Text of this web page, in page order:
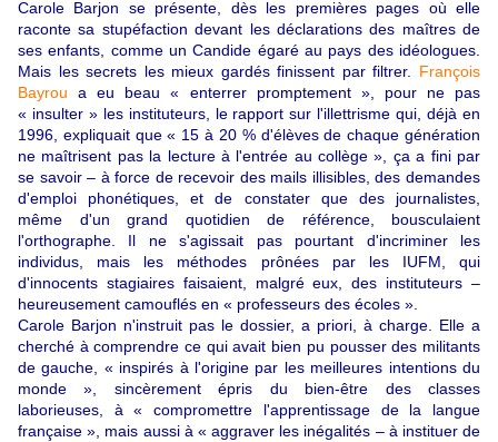
Carole Barjon se présente, dès les premières pages où elle
raconte sa stupéfaction devant les déclarations des maîtres de
ses enfants, comme un Candide égaré au pays des idéologues.
Mais les secrets les mieux gardés finissent par filtrer. François
Bayrou a eu beau « enterrer promptement », pour ne pas
« insulter » les instituteurs, le rapport sur l'illettrisme qui, déjà en
1996, expliquait que « 15 à 20 % d'élèves de chaque génération
ne maîtrisent pas la lecture à l'entrée au collège », ça a fini par
se savoir – à force de recevoir des mails illisibles, des demandes
d'emploi phonétiques, et de constater que des journalistes,
même d'un grand quotidien de référence, bousculaient
l'orthographe. Il ne s'agissait pas pourtant d'incriminer les
individus, mais les méthodes prônées par les IUFM, qui
d'innocents stagiaires faisaient, malgré eux, des instituteurs –
heureusement camouflés en « professeurs des écoles ».
Carole Barjon n'instruit pas le dossier, a priori, à charge. Elle a
cherché à comprendre ce qui avait bien pu pousser des militants
de gauche, « inspirés à l'origine par les meilleures intentions du
monde », sincèrement épris du bien-être des classes
laborieuses, à « compromettre l'apprentissage de la langue
française », mais aussi à « aggraver les inégalités – à instituer de